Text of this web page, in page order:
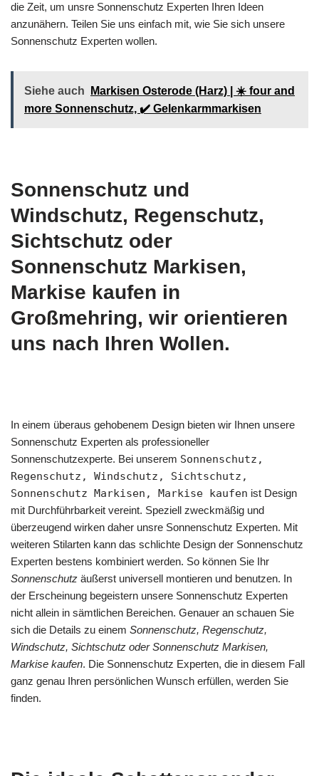
die Zeit, um unsre Sonnenschutz Experten Ihren Ideen
anzunähern. Teilen Sie uns einfach mit, wie Sie sich unsere
Sonnenschutz Experten wollen.
Siehe auch
Markisen Osterode (Harz) | ☀️ four and
more Sonnenschutz, ✔️ Gelenkarmmarkisen
Sonnenschutz und
Windschutz, Regenschutz,
Sichtschutz oder
Sonnenschutz Markisen,
Markise kaufen in
Großmehring, wir orientieren
uns nach Ihren Wollen.
In einem überaus gehobenem Design bieten wir Ihnen unsere
Sonnenschutz Experten als professioneller
Sonnenschutzexperte. Bei unserem Sonnenschutz,
Regenschutz, Windschutz, Sichtschutz,
Sonnenschutz Markisen, Markise kaufen ist Design
mit Durchführbarkeit vereint. Speziell zweckmäßig und
überzeugend wirken daher unsre Sonnenschutz Experten. Mit
weiteren Stilarten kann das schlichte Design der Sonnenschutz
Experten bestens kombiniert werden. So können Sie Ihr
Sonnenschutz äußerst universell montieren und benutzen. In
der Erscheinung begeistern unsere Sonnenschutz Experten
nicht allein in sämtlichen Bereichen. Genauer an schauen Sie
sich die Details zu einem Sonnenschutz, Regenschutz,
Windschutz, Sichtschutz oder Sonnenschutz Markisen,
Markise kaufen. Die Sonnenschutz Experten, die in diesem Fall
ganz genau Ihren persönlichen Wunsch erfüllen, werden Sie
finden.